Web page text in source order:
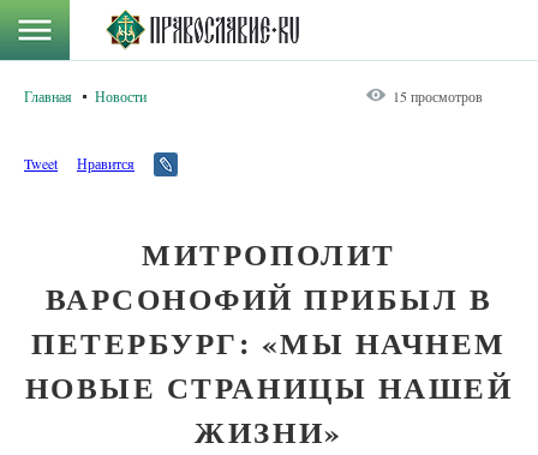
Главная Новости 15 просмотров
Tweet Нравится
МИТРОПОЛИТ
ВАРСОНОФИЙ ПРИБЫЛ В
ПЕТЕРБУРГ: «МЫ НАЧНЕМ
НОВЫЕ СТРАНИЦЫ НАШЕЙ
ЖИЗНИ»